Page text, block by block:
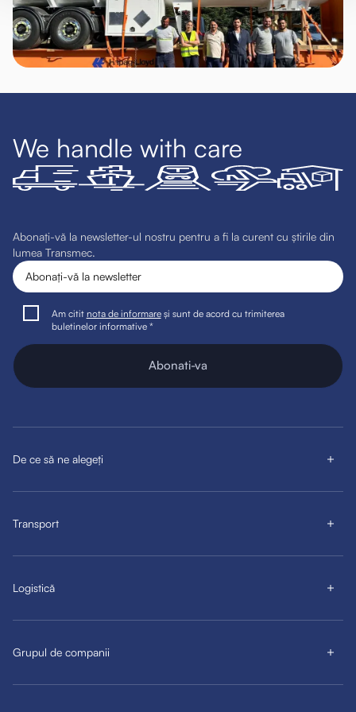
We handle with care
Abonați-vă la newsletter-ul nostru pentru a fi la curent cu știrile din
lumea Transmec.
Am citit nota de informareși sunt de acord cu trimiterea
buletinelor informative *
Abonati-va
De ce să ne alegeți
Transport
Logistică
Grupul de companii